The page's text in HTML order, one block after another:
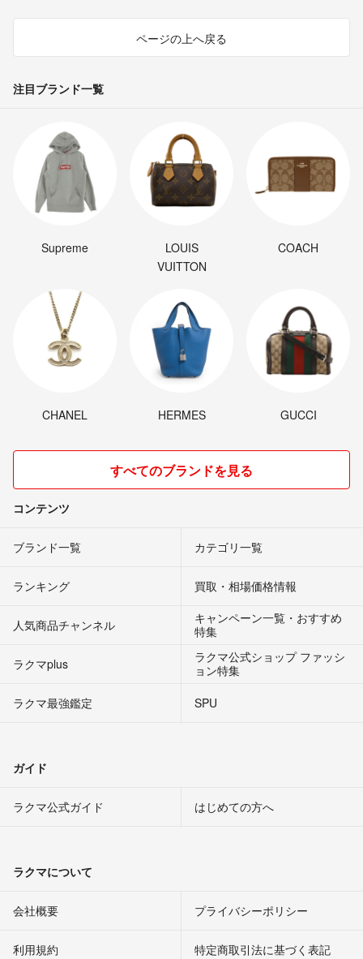
ページの上へ戻る
注目ブランド一覧
Supreme
LOUIS
VUITTON
COACH
CHANEL HERMES GUCCI
すべてのブランドを見る
コンテンツ
ブランド一覧 カテゴリ一覧
ランキング 買取・相場価格情報
人気商品チャンネル
キャンペーン一覧・おすすめ
特集
ラクマplus
ラクマ公式ショップ ファッシ
ョン特集
ラクマ最強鑑定
SPU
ガイド
ラクマ公式ガイド はじめての方へ
ラクマについて
会社概要 プライバシーポリシー
利用規約 特定商取引法に基づく表記